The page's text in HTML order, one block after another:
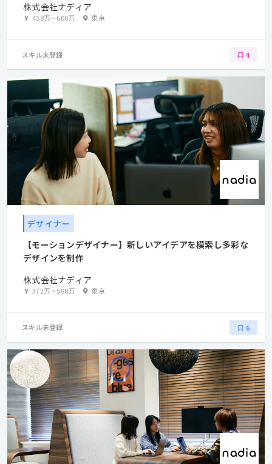
株式会社ナディア
458万~600万 東京
スキル未登録 4
デザイナー
【モーションデザイナー】新しいアイデアを模索し多彩な
デザインを制作
株式会社ナディア
372万~588万 東京
スキル未登録 6